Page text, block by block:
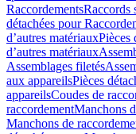
RaccordementsRaccords
détachées pour
d’autres matériauxPièces
d’autres matériaux
Assemblages filetés
aux appareilsPièces
appareilsCoudes de
raccordementManchons
Manchons de